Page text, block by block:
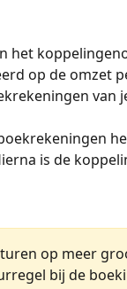
het
op de omzet
van
is de
op meer
bij de